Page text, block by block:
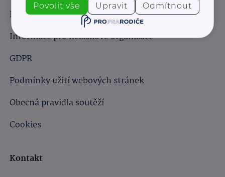
Informace pro obchodní partnery
Informace pro neziskové organizace
GDPR
Podmínky užití webových stránek
Obecná pravidla soutěží
Cookies
Kontakt
Povolit vše Upravit Odmítnout